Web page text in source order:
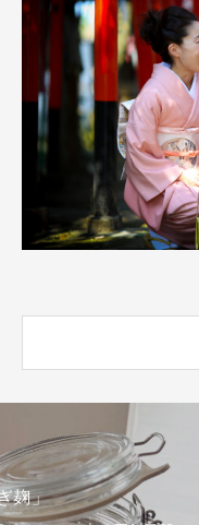
夏至のカノン瞑想＠
い」という感覚